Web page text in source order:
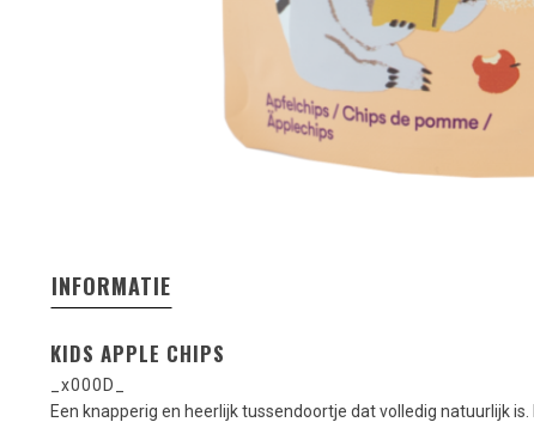
INFORMATIE
KIDS APPLE CHIPS
_x000D_
Een knapperig en heerlijk tussendoortje dat volledig natuurlijk is.